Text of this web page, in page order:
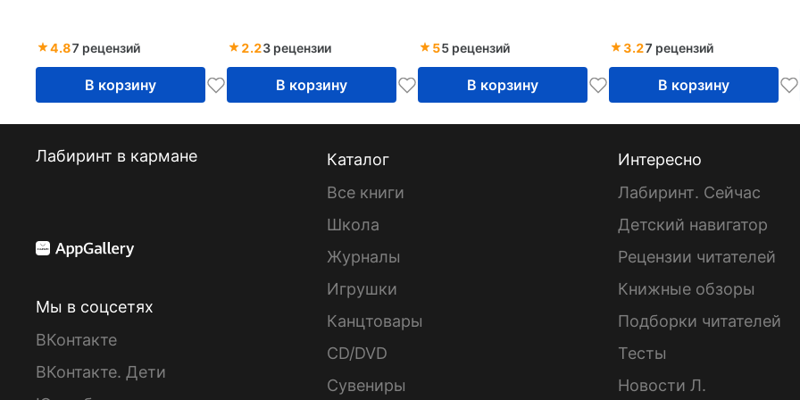
4.87 рецензий
В корзину
2.23 рецензии
В корзину
55 рецензий
В корзину
3.27 рецензий
В корзину
Лабиринт в кармане
Мы в соцсетях
ВКонтакте
ВКонтакте. Дети
Каталог
Все книги
Школа
Журналы
Игрушки
Канцтовары
CD/DVD
Сувениры
Интересно
Лабиринт. Сейчас
Детский навигатор
Рецензии читателей
Книжные обзоры
Подборки читателей
Тесты
Новости Л.